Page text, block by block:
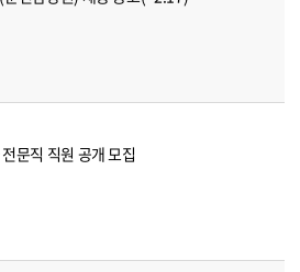
문직 직원 공개 모집